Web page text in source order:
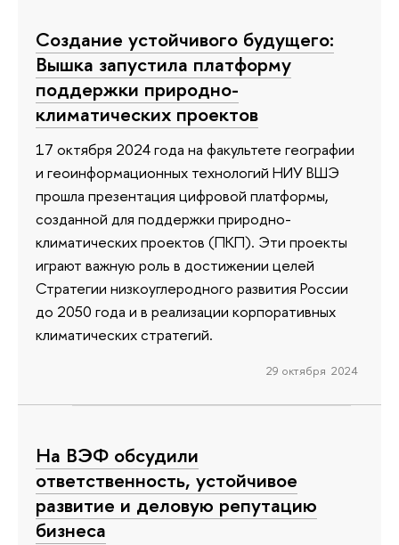
Создание устойчивого будущего:
Вышка запустила платформу
поддержки природно-
климатических проектов
17 октября 2024 года на факультете географии
и геоинформационных технологий НИУ ВШЭ
прошла презентация цифровой платформы,
созданной для поддержки природно-
климатических проектов (ПКП). Эти проекты
играют важную роль в достижении целей
Стратегии низкоуглеродного развития России
до 2050 года и в реализации корпоративных
климатических стратегий.
29 октября 2024
На ВЭФ обсудили
ответственность, устойчивое
развитие и деловую репутацию
бизнеса